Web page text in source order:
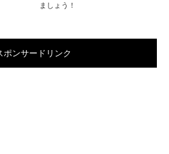
ましょう！
ポンサードリンク